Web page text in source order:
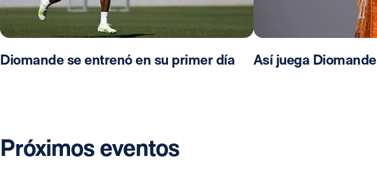
Diomande se entrenó en su primer día Así juega Diomande
Próximos eventos